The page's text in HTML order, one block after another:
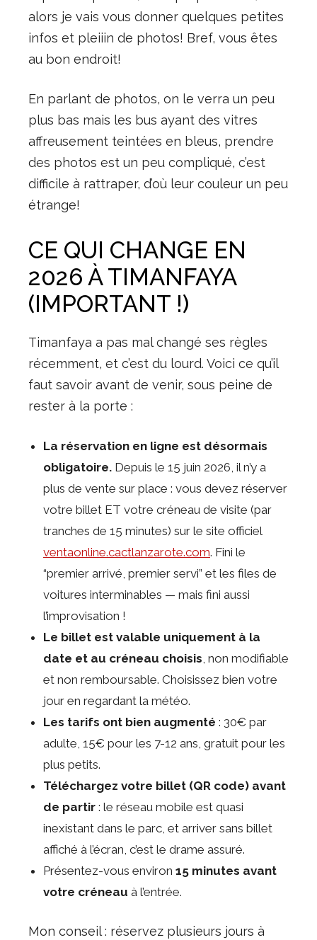
alors je vais vous donner quelques petites
infos et pleiiin de photos! Bref, vous êtes
au bon endroit!
En parlant de photos, on le verra un peu
plus bas mais les bus ayant des vitres
affreusement teintées en bleus, prendre
des photos est un peu compliqué, c’est
difficile à rattraper, d’où leur couleur un peu
étrange!
CE QUI CHANGE EN
2026 À TIMANFAYA
(IMPORTANT !)
Timanfaya a pas mal changé ses règles
récemment, et c’est du lourd. Voici ce qu’il
faut savoir avant de venir, sous peine de
rester à la porte :
La réservation en ligne est désormais
obligatoire. Depuis le 15 juin 2026, il n’y a
plus de vente sur place : vous devez réserver
votre billet ET votre créneau de visite (par
tranches de 15 minutes) sur le site officiel
ventaonline.cactlanzarote.com. Fini le
“premier arrivé, premier servi” et les files de
voitures interminables — mais fini aussi
l’improvisation !
Le billet est valable uniquement à la
date et au créneau choisis, non modifiable
et non remboursable. Choisissez bien votre
jour en regardant la météo.
Les tarifs ont bien augmenté : 30€ par
adulte, 15€ pour les 7-12 ans, gratuit pour les
plus petits.
Téléchargez votre billet (QR code) avant
de partir : le réseau mobile est quasi
inexistant dans le parc, et arriver sans billet
affiché à l’écran, c’est le drame assuré.
Présentez-vous environ 15 minutes avant
votre créneau à l’entrée.
Mon conseil : réservez plusieurs jours à